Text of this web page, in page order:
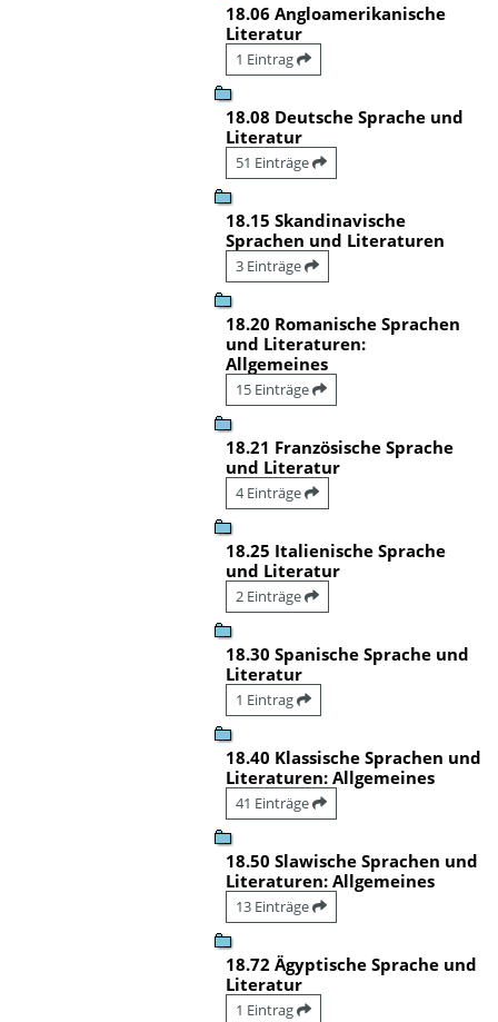
18.06 Angloamerikanische
Literatur
1 Eintrag
18.08 Deutsche Sprache und
Literatur
51 Einträge
18.15 Skandinavische
Sprachen und Literaturen
3 Einträge
18.20 Romanische Sprachen
und Literaturen:
Allgemeines
15 Einträge
18.21 Französische Sprache
und Literatur
4 Einträge
18.25 Italienische Sprache
und Literatur
2 Einträge
18.30 Spanische Sprache und
Literatur
1 Eintrag
18.40 Klassische Sprachen und
Literaturen: Allgemeines
41 Einträge
18.50 Slawische Sprachen und
Literaturen: Allgemeines
13 Einträge
18.72 Ägyptische Sprache und
Literatur
1 Eintrag